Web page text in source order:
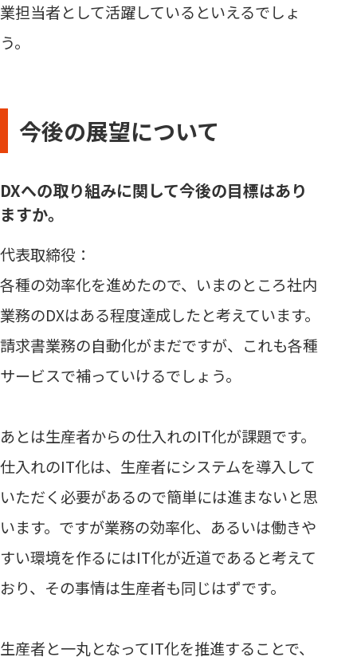
業担当者として活躍しているといえるでしょ
う。
今後の展望について
DXへの取り組みに関して今後の目標はあり
ますか。
代表取締役：
各種の効率化を進めたので、いまのところ社内
業務のDXはある程度達成したと考えています。
請求書業務の自動化がまだですが、これも各種
サービスで補っていけるでしょう。
あとは生産者からの仕入れのIT化が課題です。
仕入れのIT化は、生産者にシステムを導入して
いただく必要があるので簡単には進まないと思
います。ですが業務の効率化、あるいは働きや
すい環境を作るにはIT化が近道であると考えて
おり、その事情は生産者も同じはずです。
生産者と一丸となってIT化を推進することで、